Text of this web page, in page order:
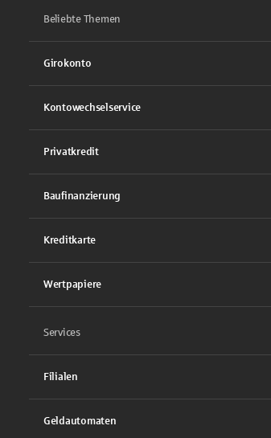
Beliebte Themen
Girokonto
Kontowechselservice
Privatkredit
Baufinanzierung
Kreditkarte
Wertpapiere
Services
Filialen
Geldautomaten